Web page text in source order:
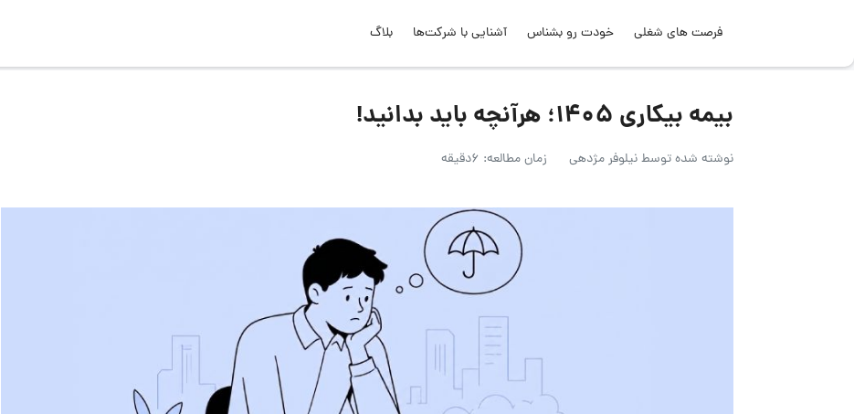
فرصت های شغلی خودت رو بشناس آشنایی با شرکت‌ها بلاگ
بیمه بیکاری ۱۴۰۵؛ هرآنچه باید بدانید!
نوشته شده توسطنیلوفر مژدهی زمان مطالعه: 6دقیقه